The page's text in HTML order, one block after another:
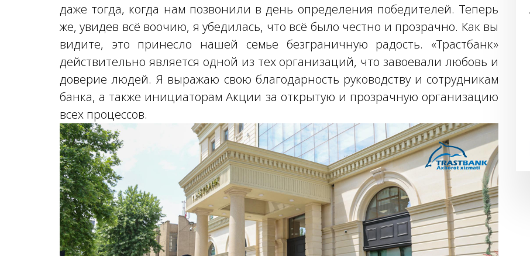
даже тогда, когда нам позвонили в день определения победителей. Теперь
же, увидев всё воочию, я убедилась, что всё было честно и прозрачно. Как вы
видите, это принесло нашей семье безграничную радость. «Трастбанк»
действительно является одной из тех организаций, что завоевали любовь и
доверие людей. Я выражаю свою благодарность руководству и сотрудникам
банка, а также инициаторам Акции за открытую и прозрачную организацию
всех процессов.